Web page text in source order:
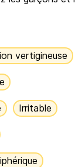
vertigineuse
Irritable